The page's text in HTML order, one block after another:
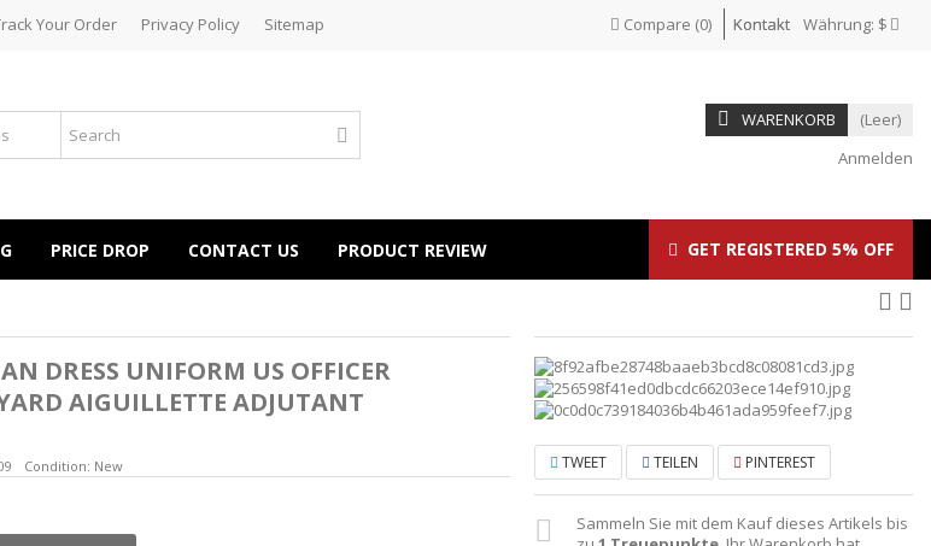
Währung: $
Kontakt
Your Order Privacy Policy Sitemap Compare (0)
WARENKORB
(Leer)
Anmelden
PRICE DROP CONTACT US GET REGISTERED 5% OFF
PRODUCT REVIEW
DRESS UNIFORM US OFFICER
AIGUILLETTE ADJUTANT
Condition: New TWEET TEILEN PINTEREST
Sammeln Sie mit dem Kauf dieses Artikels bis